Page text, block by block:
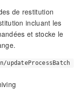
de restitution
incluant les
et stocke le
updateProcessBatch